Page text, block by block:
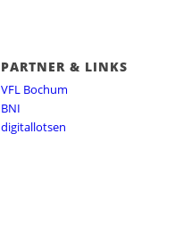
PARTNER & LINKS
VFL Bochum
BNI
digitallotsen